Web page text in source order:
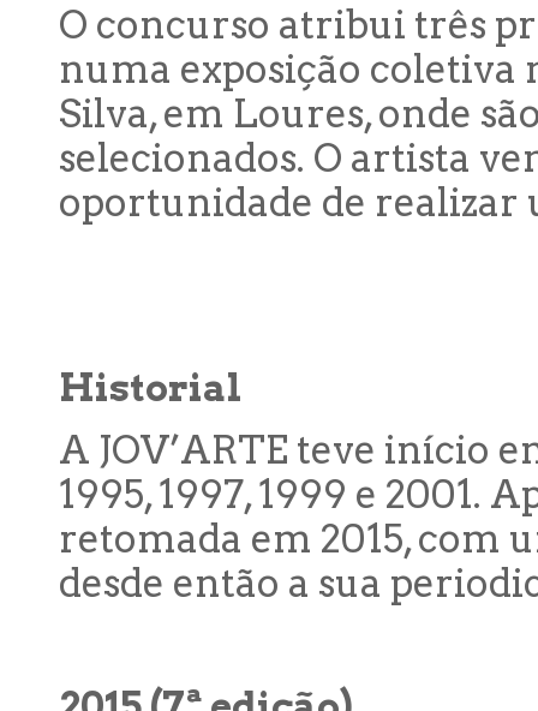
O concurso atribui três
numa exposição
Silva, em Loures, onde
selecionados. O artista
oportunidade de realizar
Historial
A JOV’ARTE teve início
1995, 1997, 1999 e 2001.
retomada em 2015, com
desde então a sua